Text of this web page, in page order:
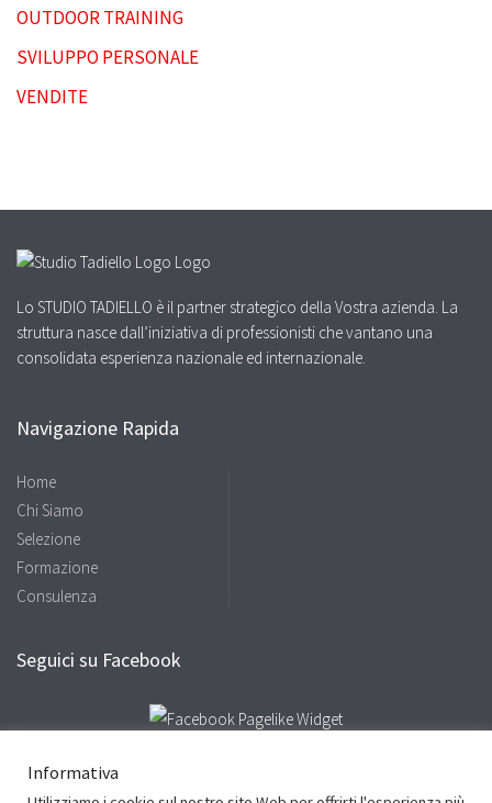
OUTDOOR TRAINING
SVILUPPO PERSONALE
VENDITE
Lo STUDIO TADIELLO è il partner strategico della Vostra azienda. La
struttura nasce dall’iniziativa di professionisti che vantano una
consolidata esperienza nazionale ed internazionale.
Navigazione Rapida
Home
Chi Siamo
Selezione
Formazione
Consulenza
Seguici su Facebook
Informativa